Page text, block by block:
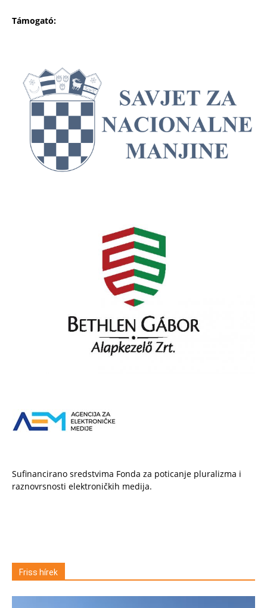
Támogató:
Sufinancirano sredstvima Fonda za poticanje pluralizma i
raznovrsnosti elektroničkih medija.
Friss hírek